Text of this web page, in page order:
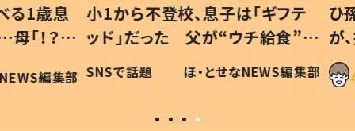
歳息
？」
編集部
小1から不登校、息子は「ギフテ
ッド」だった 父が“ウチ給食”を
作り続ける理由とは #令和の親
#令和の子
SNSで話題 ほ・とせなNEWS編集部
ひ孫
が、
「涙
い」